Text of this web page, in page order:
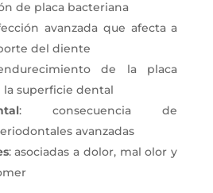
de placa bacteriana
avanzada que afecta a
del diente
de la placa
la superficie dental
: consecuencia de
avanzadas
: asociadas a dolor, mal olor y